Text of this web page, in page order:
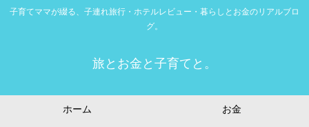
子育てママが綴る、子連れ旅行・ホテルレビュー・暮らしとお金のリアルブロ
グ。
旅とお金と子育てと。
ホーム お金